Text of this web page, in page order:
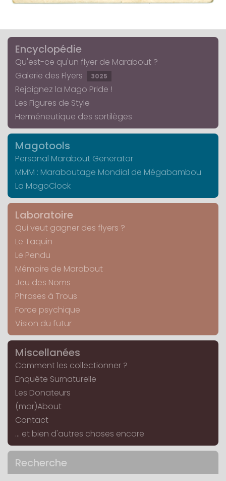
Encyclopédie
Qu'est-ce qu'un flyer de Marabout ?
Galerie des Flyers
3025
Rejoignez la Mago Pride !
Les Figures de Style
Herméneutique des sortilèges
Magotools
Personal Marabout Generator
MMM : Maraboutage Mondial de Mégabambou
La MagoClock
Laboratoire
Qui veut gagner des flyers ?
Le Taquin
Le Pendu
Mémoire de Marabout
Jeu des Noms
Phrases à Trous
Force psychique
Vision du futur
Miscellanées
Comment les collectionner ?
Enquête Surnaturelle
Les Donateurs
(mar)About
Contact
... et bien d'autres choses encore
Recherche